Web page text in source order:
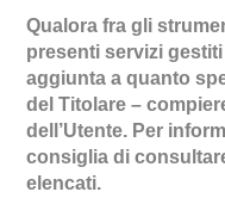
Qualora fra gli
presenti servizi
aggiunta a quanto
del Titolare –
dell’Utente. Per
consiglia di
elencati.